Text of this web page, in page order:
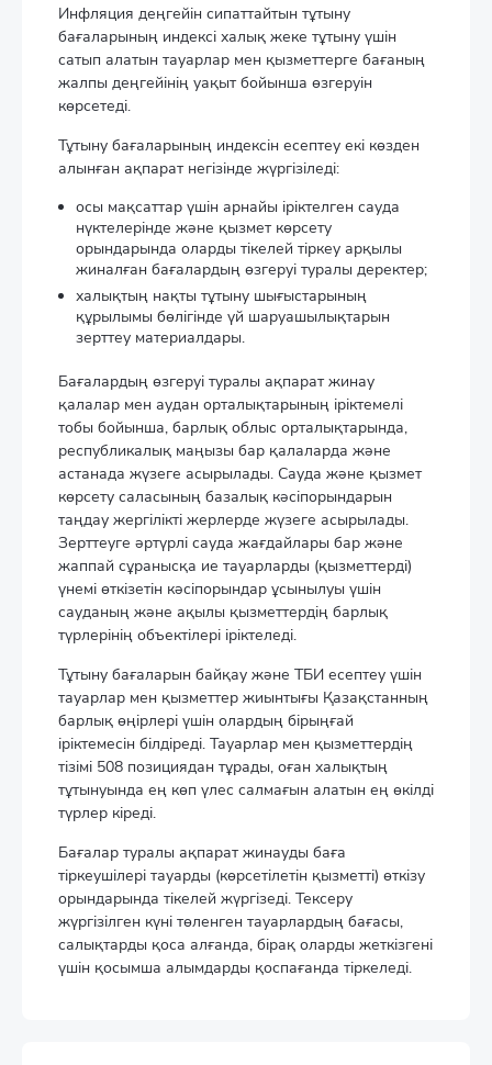
Инфляция деңгейін сипаттайтын тұтыну
бағаларының индексі халық жеке тұтыну үшін
сатып алатын тауарлар мен қызметтерге бағаның
жалпы деңгейінің уақыт бойынша өзгеруін
көрсетеді.
Тұтыну бағаларының индексін есептеу екі көзден
алынған ақпарат негізінде жүргізіледі:
осы мақсаттар үшін арнайы іріктелген сауда
нүктелерінде және қызмет көрсету
орындарында оларды тікелей тіркеу арқылы
жиналған бағалардың өзгеруі туралы деректер;
халықтың нақты тұтыну шығыстарының
құрылымы бөлігінде үй шаруашылықтарын
зерттеу материалдары.
Бағалардың өзгеруі туралы ақпарат жинау
қалалар мен аудан орталықтарының іріктемелі
тобы бойынша, барлық облыс орталықтарында,
республикалық маңызы бар қалаларда және
астанада жүзеге асырылады. Сауда және қызмет
көрсету саласының базалық кәсіпорындарын
таңдау жергілікті жерлерде жүзеге асырылады.
Зерттеуге әртүрлі сауда жағдайлары бар және
жаппай сұранысқа ие тауарларды (қызметтерді)
үнемі өткізетін кәсіпорындар ұсынылуы үшін
сауданың және ақылы қызметтердің барлық
түрлерінің объектілері іріктеледі.
Тұтыну бағаларын байқау және ТБИ есептеу үшін
тауарлар мен қызметтер жиынтығы Қазақстанның
барлық өңірлері үшін олардың бірыңғай
іріктемесін білдіреді. Тауарлар мен қызметтердің
тізімі 508 позициядан тұрады, оған халықтың
тұтынуында ең көп үлес салмағын алатын ең өкілді
түрлер кіреді.
Бағалар туралы ақпарат жинауды баға
тіркеушілері тауарды (көрсетілетін қызметті) өткізу
орындарында тікелей жүргізеді. Тексеру
жүргізілген күні төленген тауарлардың бағасы,
салықтарды қоса алғанда, бірақ оларды жеткізгені
үшін қосымша алымдарды қоспағанда тіркеледі.